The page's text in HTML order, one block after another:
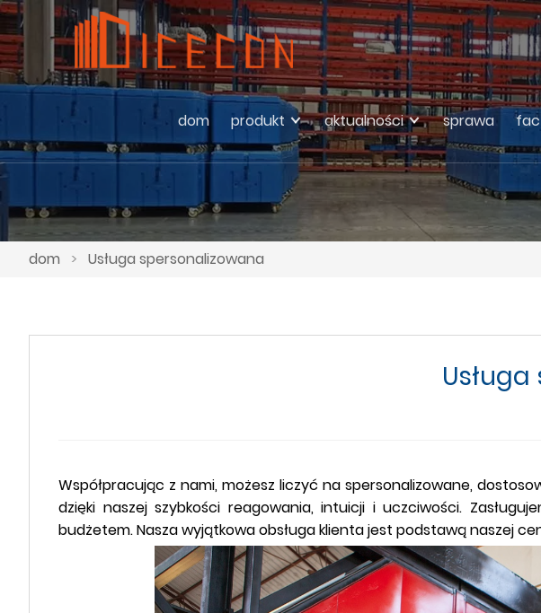
dom produkt aktualności sprawa
dom > Usługa spersonalizowana
Współpracując z nami, możesz liczyć na spersonalizowane,
dzięki naszej szybkości reagowania, intuicji i uczciwości.
budżetem. Nasza wyjątkowa obsługa klienta jest podstawą naszej